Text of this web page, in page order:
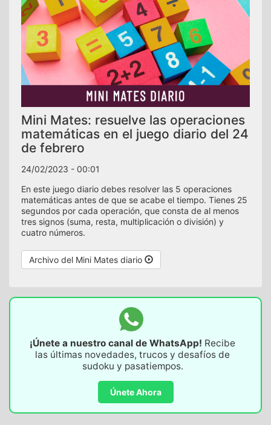
Mini Mates: resuelve las operaciones
matemáticas en el juego diario del 24
de febrero
24/02/2023 - 00:01
En este juego diario debes resolver las 5 operaciones
matemáticas antes de que se acabe el tiempo. Tienes 25
segundos por cada operación, que consta de al menos
tres signos (suma, resta, multiplicación o división) y
cuatro números.
Archivo del Mini Mates diario
¡Únete a nuestro canal de WhatsApp! Recibe
las últimas novedades, trucos y desafíos de
sudoku y pasatiempos.
Únete Ahora